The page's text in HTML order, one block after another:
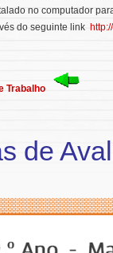
no computador
do seguinte link
Trabalho
de